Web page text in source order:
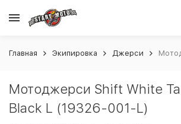
Главная Экипировка Джерси
Мотоджерси Shift White
Black L (19326-001-L)